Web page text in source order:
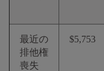
最近の
排他権
喪失
$5,753